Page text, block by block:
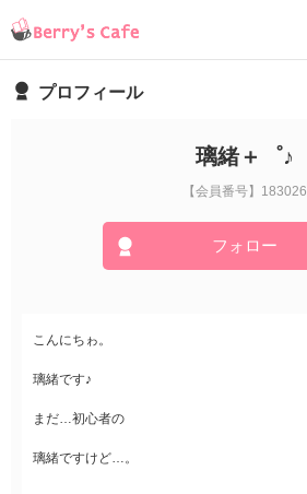
プロフィール
璃緒＋゜♪
【会員番号】183026
フォロー
こんにちゎ。
璃緒です♪
まだ…初心者の
璃緒ですけど…。